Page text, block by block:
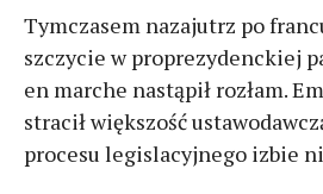
Tymczasem nazajutrz po
szczycie w proprezydenckiej
en marche nastąpił rozłam.
stracił większość
procesu legislacyjnego izbie